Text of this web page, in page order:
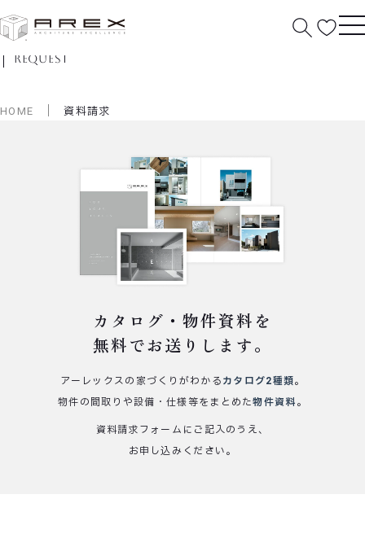
資料請求
request
HOME 資料請求
カタログ・物件資料を
無料でお送りします。
アーレックスの家づくりがわかる カタログ2種類。
物件の間取りや設備・仕様等をまとめた物件資料 。
資料請求フォームにご記入のうえ、
お申し込みください。